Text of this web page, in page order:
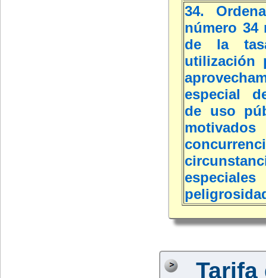
34.
número 34
de la
utilización
especial
de uso
Tarifa